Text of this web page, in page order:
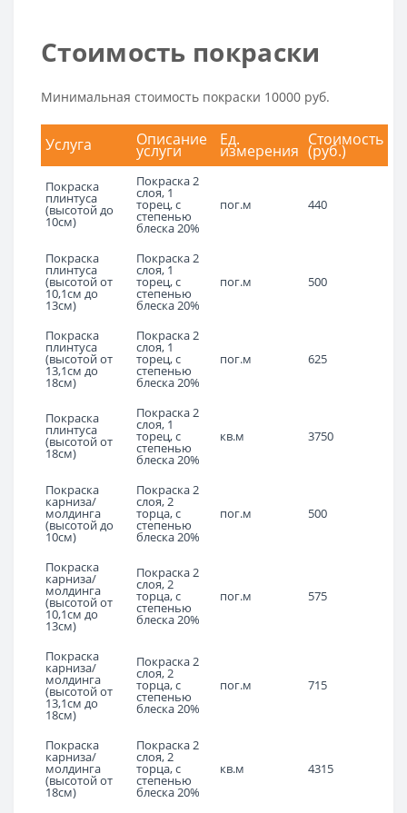
Стоимость покраски
Минимальная стоимость покраски 10000 руб.
Услуга Описание
услуги
Ед.
измерения
Стоимость
(руб.)
Покраска
плинтуса
(высотой до
10см)
Покраска 2
слоя, 1
торец, с
степенью
блеска 20%
пог.м 440
Покраска
плинтуса
(высотой от
10,1см до
13см)
Покраска 2
слоя, 1
торец, с
степенью
блеска 20%
пог.м 500
Покраска
плинтуса
(высотой от
13,1см до
18см)
Покраска 2
слоя, 1
торец, с
степенью
блеска 20%
пог.м 625
Покраска
плинтуса
(высотой от
18см)
Покраска 2
слоя, 1
торец, с
степенью
блеска 20%
кв.м 3750
Покраска
карниза/
молдинга
(высотой до
10см)
Покраска 2
слоя, 2
торца, с
степенью
блеска 20%
пог.м 500
Покраска
карниза/
молдинга
(высотой от
10,1см до
13см)
Покраска 2
слоя, 2
торца, с
степенью
блеска 20%
пог.м 575
Покраска
карниза/
молдинга
(высотой от
13,1см до
18см)
Покраска 2
слоя, 2
торца, с
степенью
блеска 20%
пог.м 715
Покраска
карниза/
молдинга
(высотой от
18см)
Покраска 2
слоя, 2
торца, с
степенью
блеска 20%
кв.м 4315